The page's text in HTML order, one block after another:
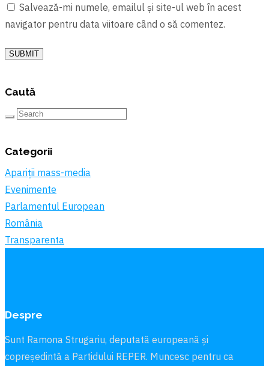
Salvează-mi numele, emailul și site-ul web în acest
navigator pentru data viitoare când o să comentez.
SUBMIT
Caută
Categorii
Apariții mass-media
Evenimente
Parlamentul European
România
Transparenta
Despre
Sunt Ramona Strugariu, deputată europeană și
copreședintă a Partidului REPER. Muncesc pentru ca